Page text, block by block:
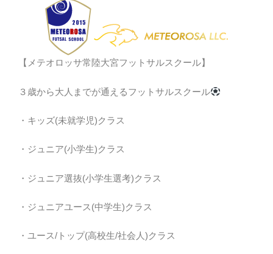
【メテオロッサ常陸大宮フットサルスクール】
３歳から大人までが通えるフットサルスクール
・キッズ(未就学児)クラス
・ジュニア(小学生)クラス
・ジュニア選抜(小学生選考)クラス
・ジュニアユース(中学生)クラス
・ユース/トップ(高校生/社会人)クラス